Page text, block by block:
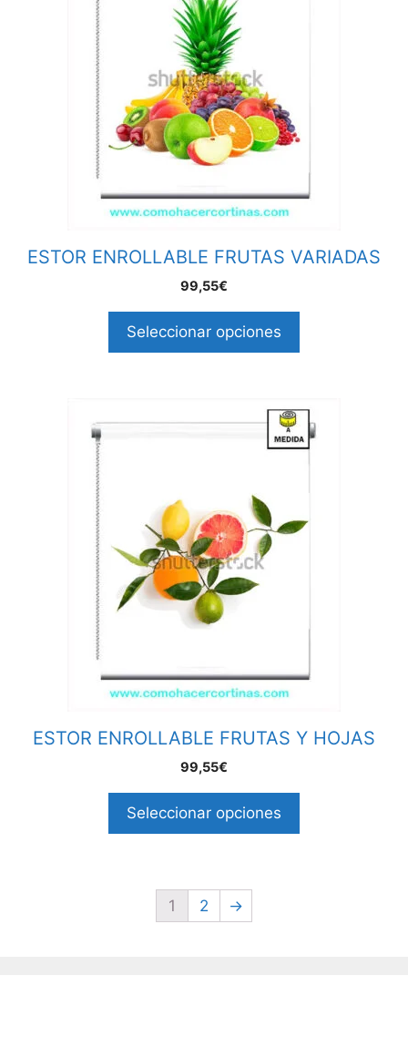
ESTOR ENROLLABLE FRUTAS VARIADAS
99,55€
Seleccionar opciones
ESTOR ENROLLABLE FRUTAS Y HOJAS
99,55€
Seleccionar opciones
1 2 →